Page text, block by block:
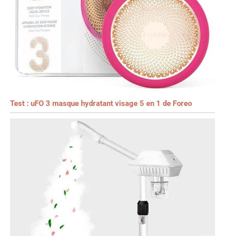
Test : uFO 3 masque hydratant visage 5 en 1 de Foreo